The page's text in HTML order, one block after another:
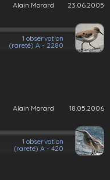
Alain Morard 23.06.2005
1 observation
(rareté) A - 2280
Alain Morard 18.05.2006
1 observation
(rareté) A - 420